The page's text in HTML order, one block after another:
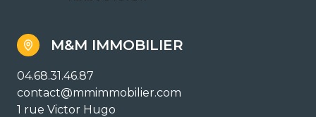
M&M IMMOBILIER
04.68.31.46.87
contact@mmimmobilier.com
1 rue Victor Hugo